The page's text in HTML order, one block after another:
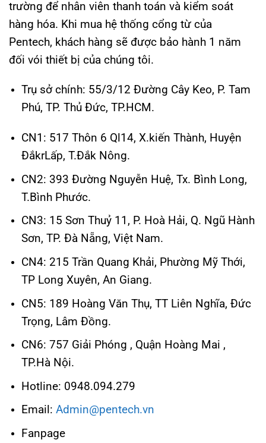
trường để nhân viên thanh toán và kiểm soát
hàng hóa. Khi mua hệ thống cổng từ của
Pentech, khách hàng sẽ được bảo hành 1 năm
đối vói thiết bị của chúng tôi.
Trụ sở chính: 55/3/12 Đường Cây Keo, P. Tam
Phú, TP. Thủ Đức, TP.HCM.
CN1: 517 Thôn 6 Ql14, X.kiến Thành, Huyện
ĐắkrLấp, T.Đắk Nông.
CN2: 393 Đường Nguyễn Huệ, Tx. Bình Long,
T.Bình Phước.
CN3: 15 Sơn Thuỷ 11, P. Hoà Hải, Q. Ngũ Hành
Sơn, TP. Đà Nẵng, Việt Nam.
CN4: 215 Trần Quang Khải, Phường Mỹ Thới,
TP Long Xuyên, An Giang.
CN5: 189 Hoàng Văn Thụ, TT Liên Nghĩa, Đức
Trọng, Lâm Đồng.
CN6: 757 Giải Phóng , Quận Hoàng Mai ,
TP.Hà Nội.
Hotline: 0948.094.279
Email: Admin@pentech.vn
Fanpage